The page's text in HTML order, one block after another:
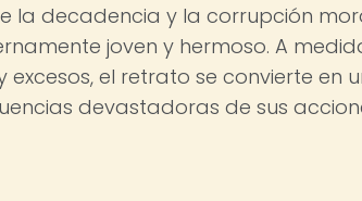
la decadencia y la corrupción
joven y hermoso. A
el retrato se convierte en
devastadoras de sus